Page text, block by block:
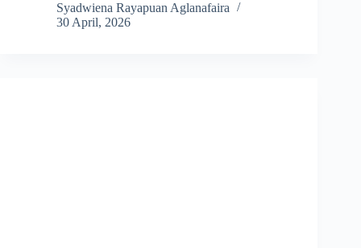
Syadwiena Rayapuan Aglanafaira
30 April, 2026